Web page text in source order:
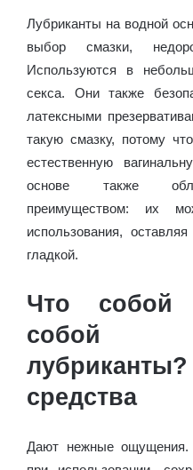
Лубриканты на водной
выбор смазки,
Используются в
секса. Они также
латексными
такую смазку, потому
естественную
основе также
преимуществом: их
использования,
гладкой.
Что собой
собой
средства
Дают нежные ощущения.